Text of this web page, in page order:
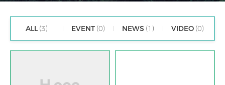
ALL (3) EVENT (0) NEWS (1) VIDEO (0)